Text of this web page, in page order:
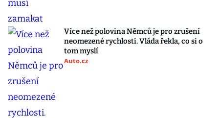
Více než polovina Němců je pro zrušení
neomezené rychlosti. Vláda řekla, co si o
tom myslí
Auto.cz